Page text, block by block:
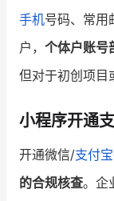
手机号码、常用
户， 个体户账号
但对于初创项目
小程序开通
开通微信/支付宝
的合规核查。企